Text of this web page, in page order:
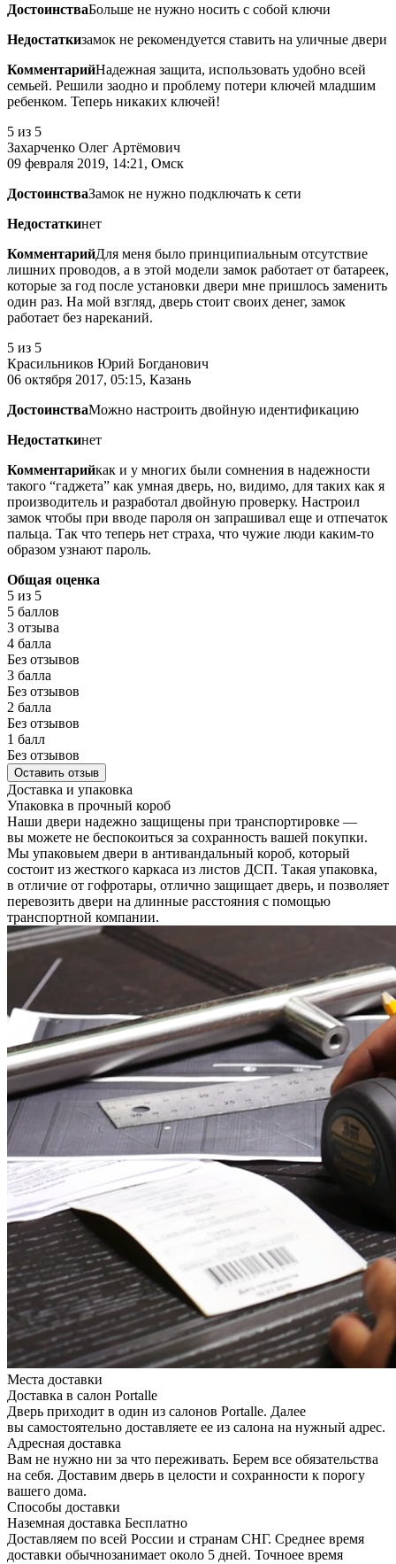
ДостоинстваБольше не нужно носить с собой ключи
Недостаткизамок не рекомендуется ставить на уличные двери
КомментарийНадежная защита, использовать удобно всей
семьей. Решили заодно и проблему потери ключей младшим
ребенком. Теперь никаких ключей!
5 из 5
Захарченко Олег Артёмович
09 февраля 2019, 14:21, Омск
ДостоинстваЗамок не нужно подключать к сети
Недостаткинет
КомментарийДля меня было принципиальным отсутствие
лишних проводов, а в этой модели замок работает от батареек,
которые за год после установки двери мне пришлось заменить
один раз. На мой взгляд, дверь стоит своих денег, замок
работает без нареканий.
5 из 5
Красильников Юрий Богданович
06 октября 2017, 05:15, Казань
ДостоинстваМожно настроить двойную идентификацию
Недостаткинет
Комментарийкак и у многих были сомнения в надежности
такого “гаджета” как умная дверь, но, видимо, для таких как я
производитель и разработал двойную проверку. Настроил
замок чтобы при вводе пароля он запрашивал еще и отпечаток
пальца. Так что теперь нет страха, что чужие люди каким-то
образом узнают пароль.
Общая оценка
5 из 5
5 баллов
3 отзыва
4 балла
Без отзывов
3 балла
Без отзывов
2 балла
Без отзывов
1 балл
Без отзывов
Оставить отзыв
Доставка и упаковка
Упаковка в прочный короб
Наши двери надежно защищены при транспортировке —
вы можете не беспокоиться за сохранность вашей покупки.
Мы упаковыем двери в антивандальный короб, который
состоит из жесткого каркаса из листов ДСП. Такая упаковка,
в отличие от гофротары, отлично защищает дверь, и позволяет
перевозить двери на длинные расстояния с помощью
транспортной компании.
Места доставки
Доставка в салон Portalle
Дверь приходит в один из салонов Portalle. Далее
вы самостоятельно доставляете ее из салона на нужный адрес.
Адресная доставка
Вам не нужно ни за что переживать. Берем все обязательства
на себя. Доставим дверь в целости и сохранности к порогу
вашего дома.
Способы доставки
Наземная доставка Бесплатно
Доставляем по всей России и странам СНГ. Среднее время
доставки обычнозанимает около 5 дней. Точноее время